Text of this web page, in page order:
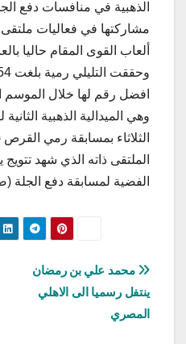
مشاركتها في فعاليات ملتقى
ألعاب القوى المقام حاليا
افضل رقم لها خلال الموسم
وهي الميدالية الذهبية
الملتقى ذاته الذي شهد تتويج
الفضية لمسابقة دفع الجلة (صنف
تصفّح
المقالات
محمد علي بن رمضان
ينتفل رسميا الى الاهلي
المصري